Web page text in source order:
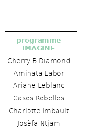
programme
IMAGINE
Cherry B Diamond
Aminata Labor
Ariane Leblanc
Cases Rebelles
Charlotte Imbault
Josèfa Ntjam